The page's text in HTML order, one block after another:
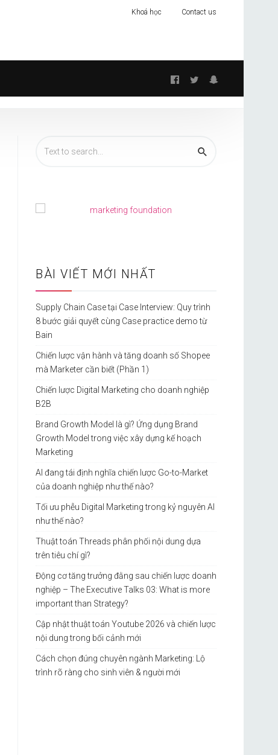
Khoá học Contact us
Follow
BÀI VIẾT MỚI NHẤT
Supply Chain Case tại Case Interview: Quy trình
8 bước giải quyết cùng Case practice demo từ
Bain
Chiến lược vận hành và tăng doanh số Shopee
mà Marketer cần biết (Phần 1)
Chiến lược Digital Marketing cho doanh nghiệp
B2B
Brand Growth Model là gì? Ứng dụng Brand
Growth Model trong việc xây dựng kế hoạch
Marketing
AI đang tái định nghĩa chiến lược Go-to-Market
của doanh nghiệp như thế nào?
Tối ưu phễu Digital Marketing trong kỷ nguyên AI
như thế nào?
Thuật toán Threads phân phối nội dung dựa
trên tiêu chí gì?
Động cơ tăng trưởng đằng sau chiến lược doanh
nghiệp – The Executive Talks 03: What is more
important than Strategy?
Cập nhật thuật toán Youtube 2026 và chiến lược
nội dung trong bối cảnh mới
Cách chọn đúng chuyên ngành Marketing: Lộ
trình rõ ràng cho sinh viên & người mới